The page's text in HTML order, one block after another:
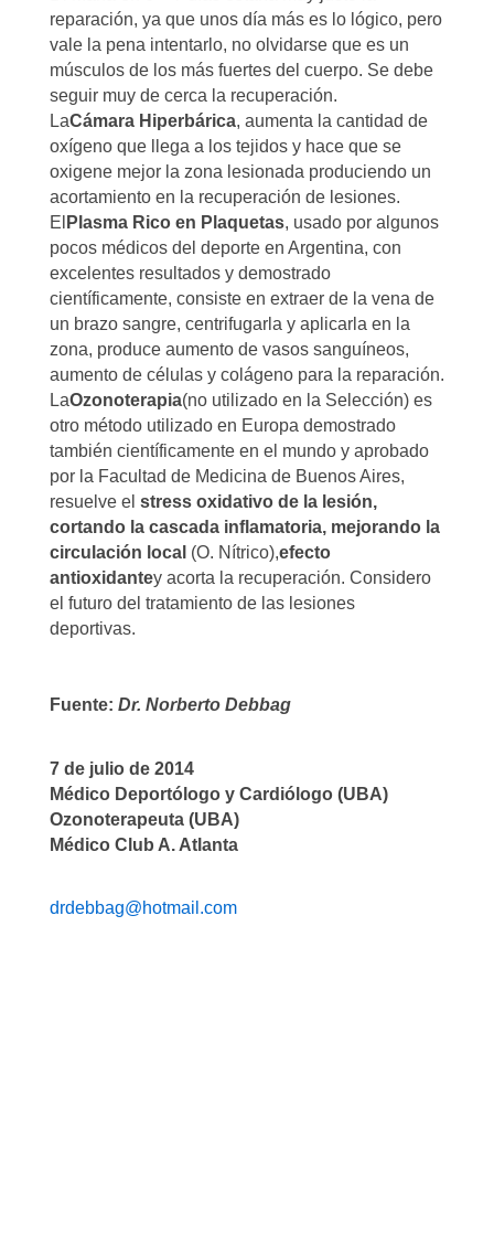
reparación, ya que unos día más es lo lógico, pero
vale la pena intentarlo, no olvidarse que es un
músculos de los más fuertes del cuerpo. Se debe
seguir muy de cerca la recuperación.
LaCámara Hiperbárica, aumenta la cantidad de
oxígeno que llega a los tejidos y hace que se
oxigene mejor la zona lesionada produciendo un
acortamiento en la recuperación de lesiones.
El Plasma Rico en Plaquetas, usado por algunos
pocos médicos del deporte en Argentina, con
excelentes resultados y demostrado
científicamente, consiste en extraer de la vena de
un brazo sangre, centrifugarla y aplicarla en la
zona, produce aumento de vasos sanguíneos,
aumento de células y colágeno para la reparación.
LaOzonoterapia(no utilizado en la Selección) es
otro método utilizado en Europa demostrado
también científicamente en el mundo y aprobado
por la Facultad de Medicina de Buenos Aires,
resuelve el stress oxidativo de la lesión,
cortando la cascada inflamatoria, mejorando la
circulación local (O. Nítrico),efecto
antioxidantey acorta la recuperación. Considero
el futuro del tratamiento de las lesiones
deportivas.
Fuente: Dr. Norberto Debbag
7 de julio de 2014
Médico Deportólogo y Cardiólogo (UBA)
Ozonoterapeuta (UBA)
Médico Club A. Atlanta
drdebbag@hotmail.com